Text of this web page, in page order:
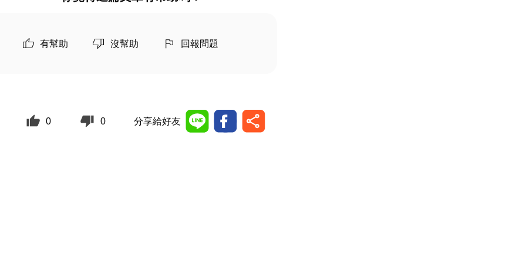
有幫助 沒幫助 回報問題
0 0 分享給好友